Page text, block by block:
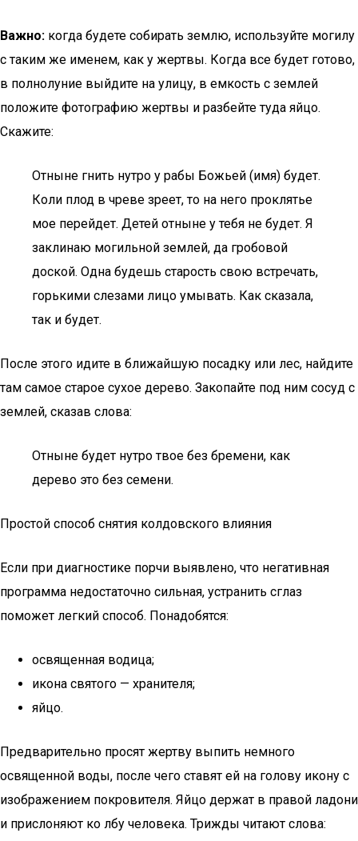
Важно: когда будете собирать землю, используйте могилу
с таким же именем, как у жертвы. Когда все будет готово,
в полнолуние выйдите на улицу, в емкость с землей
положите фотографию жертвы и разбейте туда яйцо.
Скажите:
Отныне гнить нутро у рабы Божьей (имя) будет.
Коли плод в чреве зреет, то на него проклятье
мое перейдет. Детей отныне у тебя не будет. Я
заклинаю могильной землей, да гробовой
доской. Одна будешь старость свою встречать,
горькими слезами лицо умывать. Как сказала,
так и будет.
После этого идите в ближайшую посадку или лес, найдите
там самое старое сухое дерево. Закопайте под ним сосуд с
землей, сказав слова:
Отныне будет нутро твое без бремени, как
дерево это без семени.
Простой способ снятия колдовского влияния
Если при диагностике порчи выявлено, что негативная
программа недостаточно сильная, устранить сглаз
поможет легкий способ. Понадобятся:
освященная водица;
икона святого — хранителя;
яйцо.
Предварительно просят жертву выпить немного
освященной воды, после чего ставят ей на голову икону с
изображением покровителя. Яйцо держат в правой ладони
и прислоняют ко лбу человека. Трижды читают слова: